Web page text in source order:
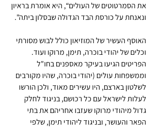
את הסמרטוטים של העולים“, היא אומרת בראיון
ונאנחת על כורסת הבד הגדולה שבסלון ביתה".
האוסף העשיר של המוזיאון כולל לבוש מסורתי
וכלים של יהודי בוכרה, תימן, מרוקו ועוד.
הפריטים הגיעו בעיקר מאספנים בחו"ל
וממשפחות עולים (יהודי בוכרה, שהיו מקורבים
לשלטון בארצם, היו עשירים מאוד, ולכן הורשו
לעלות לישראל עם כל רכושם, בניגוד לחלק
גדול מיהודי מרוקו שעזבו אחריהם את בתי
הפאר והעושר, ובניגוד ליהודי תימן, שלפי